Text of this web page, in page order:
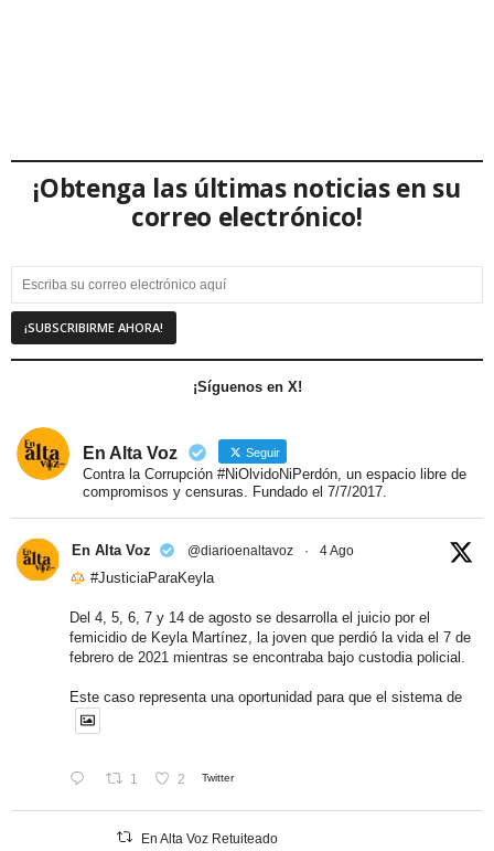
¡Obtenga las últimas noticias en su
correo electrónico!
¡Síguenos en X!
En Alta Voz Seguir
Contra la Corrupción #NiOlvidoNiPerdón, un espacio libre de
compromisos y censuras. Fundado el 7/7/2017.
En Alta Voz @diarioenaltavoz · 4 Ago
#JusticiaParaKeyla
Del 4, 5, 6, 7 y 14 de agosto se desarrolla el juicio por el
femicidio de Keyla Martínez, la joven que perdió la vida el 7 de
febrero de 2021 mientras se encontraba bajo custodia policial.
Este caso representa una oportunidad para que el sistema de
1 2 Twitter
En Alta Voz Retuiteado